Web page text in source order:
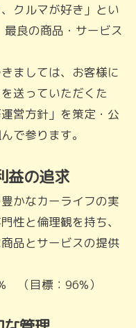
クルマが好き」とい
良の商品・サービス
ましては、お客様に
送っていただくた
営方針」を策定・公
で参ります。
益の追求
かなカーライフの実
性と倫理観を持ち、
品とサービスの提供
目標：96%）